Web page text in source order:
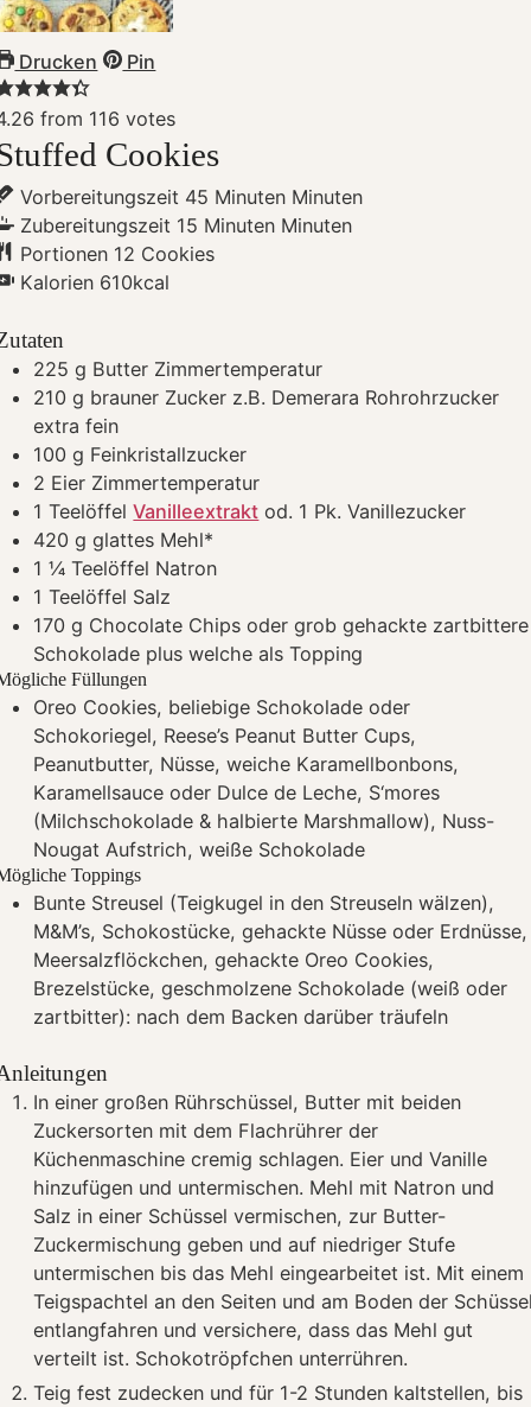
Drucken Pin
from 116 votes
Cookies
Vorbereitungszeit 45 Minuten Minuten
Zubereitungszeit 15 Minuten Minuten
Portionen 12 Cookies
Kalorien 610kcal
225 g Butter Zimmertemperatur
210 g brauner Zucker z.B. Demerara Rohrohrzucker
extra fein
100 g Feinkristallzucker
2 Eier Zimmertemperatur
1 Teelöffel Vanilleextrakt od. 1 Pk. Vanillezucker
420 g glattes Mehl*
1 ¼ Teelöffel Natron
1 Teelöffel Salz
170 g Chocolate Chips oder grob gehackte zartbittere
Schokolade plus welche als Topping
Füllungen
Oreo Cookies, beliebige Schokolade oder
Schokoriegel, Reese’s Peanut Butter Cups,
Peanutbutter, Nüsse, weiche Karamellbonbons,
Karamellsauce oder Dulce de Leche, S‘mores
(Milchschokolade & halbierte Marshmallow), Nuss-
Nougat Aufstrich, weiße Schokolade
Toppings
Bunte Streusel (Teigkugel in den Streuseln wälzen),
M&M’s, Schokostücke, gehackte Nüsse oder Erdnüsse,
Meersalzflöckchen, gehackte Oreo Cookies,
Brezelstücke, geschmolzene Schokolade (weiß oder
zartbitter): nach dem Backen darüber träufeln
In einer großen Rührschüssel, Butter mit beiden
Zuckersorten mit dem Flachrührer der
Küchenmaschine cremig schlagen. Eier und Vanille
hinzufügen und untermischen. Mehl mit Natron und
Salz in einer Schüssel vermischen, zur Butter-
Zuckermischung geben und auf niedriger Stufe
untermischen bis das Mehl eingearbeitet ist. Mit einem
Teigspachtel an den Seiten und am Boden der
entlangfahren und versichere, dass das Mehl gut
verteilt ist. Schokotröpfchen unterrühren.
Teig fest zudecken und für 1-2 Stunden kaltstellen, bis